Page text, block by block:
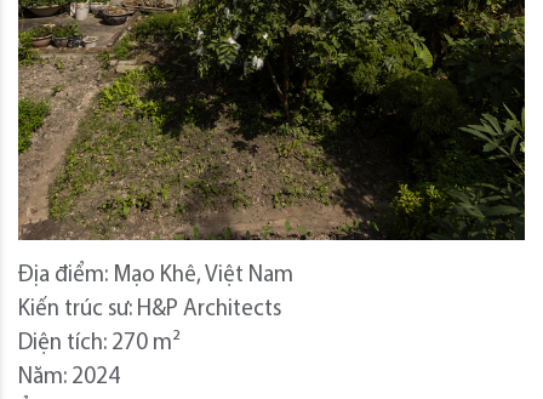
Địa điểm: Mạo Khê, Việt Nam
Kiến trúc sư: H&P Architects
Diện tích: 270 m²
Năm: 2024